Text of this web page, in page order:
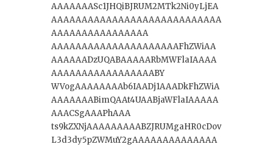
AAAAAAASc1JHQiBJRUM2MTk2Ni0yLjEA
AAAAAAAAAAAAAAAAAAAAAAAAAAAA
AAAAAAAAAAAAAAAA
AAAAAAAAAAAAAAAAAAAAAFhZWiAA
AAAAAADzUQABAAAAARbMWFlaIAAAA
AAAAAAAAAAAAAAAAABY
WVogAAAAAAAAb6IAADj1AAADkFhZWiA
AAAAAAABimQAAt4UAABjaWFlaIAAAAA
AAACSgAAAPhAAA
ts9kZXNjAAAAAAAAABZJRUMgaHR0cDov
L3d3dy5pZWMuY2gAAAAAAAAAAAAAA